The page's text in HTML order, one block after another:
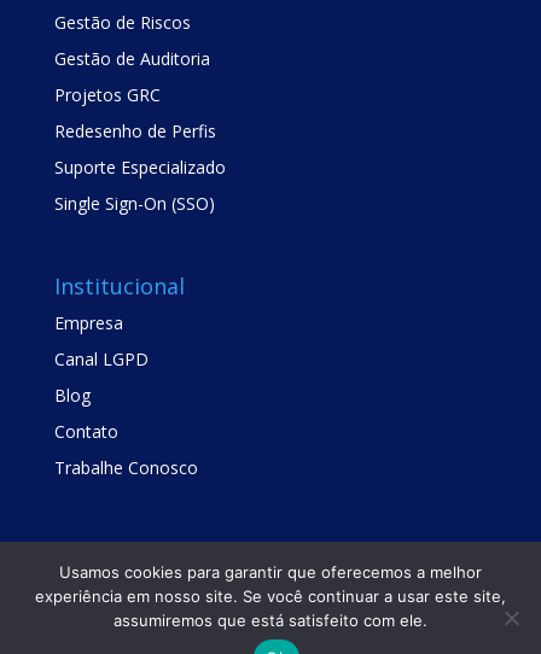
Gestão de Riscos
Gestão de Auditoria
Projetos GRC
Redesenho de Perfis
Suporte Especializado
Single Sign-On (SSO)
Institucional
Empresa
Canal LGPD
Blog
Contato
Trabalhe Conosco
Copyright © TrustSis Consultoria 2021
Usamos cookies para garantir que oferecemos a melhor
experiência em nosso site. Se você continuar a usar este site,
assumiremos que está satisfeito com ele.